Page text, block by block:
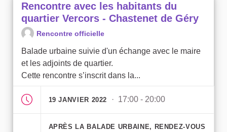
Rencontre avec les habitants du
quartier Vercors - Chastenet de Géry
Rencontre officielle
Balade urbaine suivie d'un échange avec le maire
et les adjoints de quartier.
Cette rencontre s’inscrit dans la...
19 JANVIER 2022 · 17:00 - 20:00
APRÈS LA BALADE URBAINE, RENDEZ-VOUS